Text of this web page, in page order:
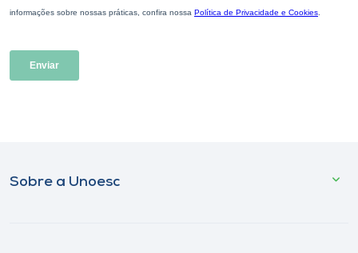
Sobre a Unoesc